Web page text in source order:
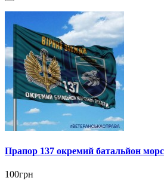
Прапор 137 окремий батальйон
100грн